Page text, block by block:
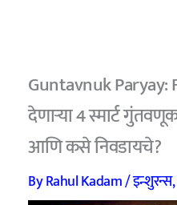
Guntavnuk Paryay:
देणाऱ्या 4 स्मार्ट
आणि कसे निवडायचे?
ByRahul Kadam/इन्शुरन्स,